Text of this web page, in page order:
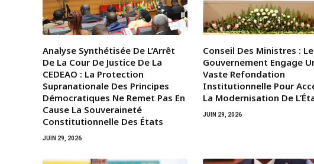
Analyse Synthétisée De L’Arrêt
De La Cour De Justice De La
CEDEAO : La Protection
Supranationale Des Principes
Démocratiques Ne Remet Pas En
Cause La Souveraineté
Constitutionnelle Des États
JUIN 29, 2026
Conseil Des Ministres : Le
Gouvernement Engage
Vaste Refondation
Institutionnelle Pour
La Modernisation De
JUIN 29, 2026